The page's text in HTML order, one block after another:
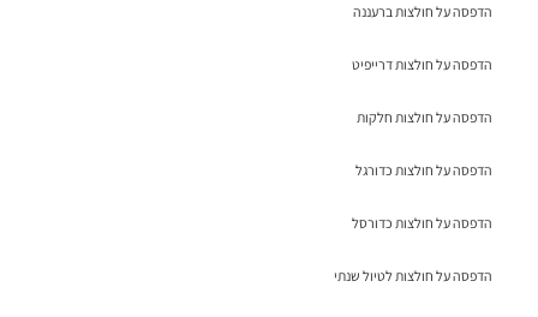
הדפסה על חולצות ברעננה
הדפסה על חולצות דרייפיט
הדפסה על חולצות חלקות
הדפסה על חולצות כדורגל
הדפסה על חולצות כדורסל
הדפסה על חולצות לטיול שנתי